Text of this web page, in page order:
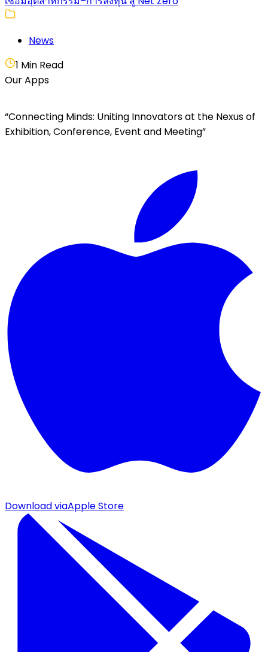
News
1 Min Read
Our Apps
“Connecting Minds: Uniting Innovators at the Nexus of
Exhibition, Conference, Event and Meeting”
Download viaApple Store